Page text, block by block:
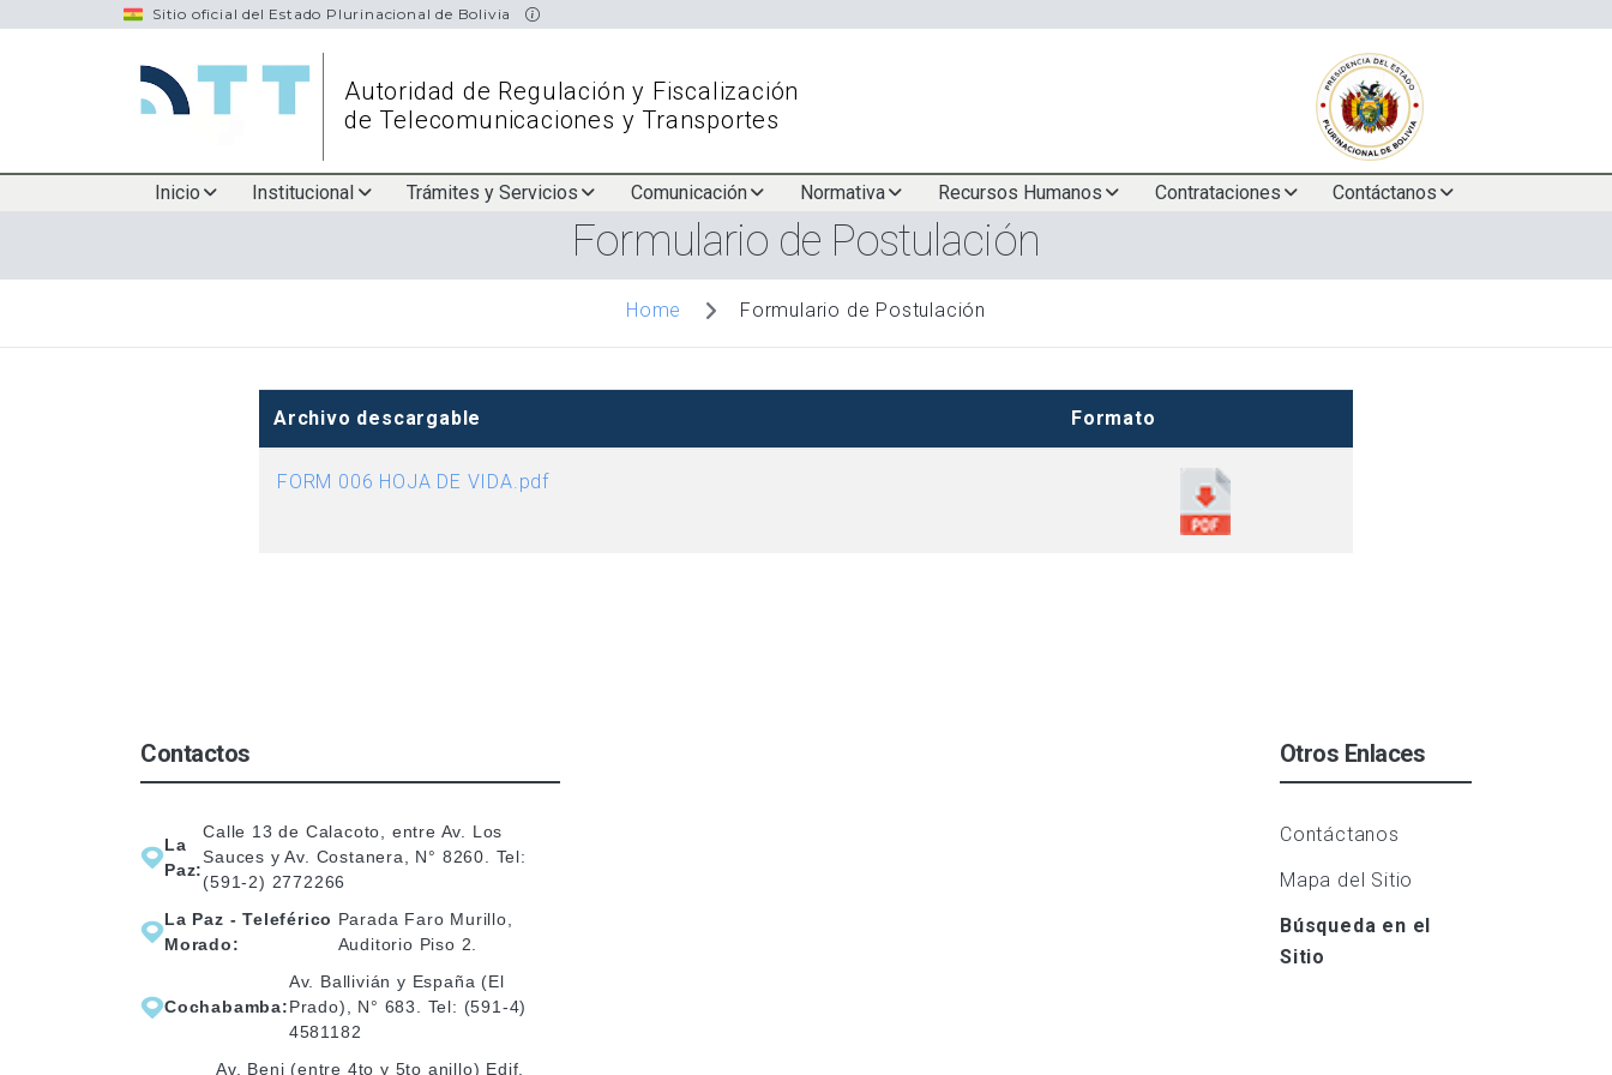
Sitio oficial del Estado Plurinacional de Bolivia
Autoridad de Regulación y Fiscalización
de Telecomunicaciones y Transportes
navigation
Inicio Institucional Trámites y Servicios Comunicación Normativa Recursos Humanos Contrataciones Contáctanos
navigation
Formulario de Postulación
Home Formulario de Postulación
Archivo descargable Formato
FORM 006 HOJA DE VIDA.pdf
Contactos
La
Paz:
Calle 13 de Calacoto, entre Av. Los
Sauces y Av. Costanera, N° 8260. Tel:
(591-2) 2772266
La Paz - Teleférico
Morado:
Parada Faro Murillo,
Auditorio Piso 2.
Cochabamba:
Av. Ballivián y España (El
Prado), N° 683. Tel: (591-4)
4581182
Av. Beni (entre 4to y 5to anillo) Edif.
Otros Enlaces
Contáctanos
Mapa del Sitio
Búsqueda en el
Sitio